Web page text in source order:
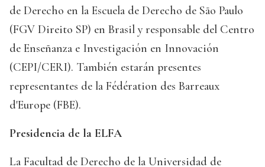
de Derecho en la Escuela de Derecho de São Paulo
(FGV Direito SP) en Brasil y responsable del Centro
de Enseñanza e Investigación en Innovación
(CEPI/CERI). También estarán presentes
representantes de la Fédération des Barreaux
d'Europe (FBE).
Presidencia de la ELFA
La Facultad de Derecho de la Universidad de